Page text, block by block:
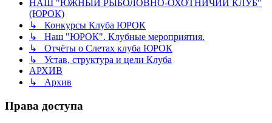
НАШ "ЮЖНЫЙ РЫБОЛОВНО-ОХОТНИЧИЙ КЛУБ"
(ЮРОК)
↳ Конкурсы Клуба ЮРОК
↳ Наш "ЮРОК". Клубные мероприятия.
↳ Отчёты о Слетах клуба ЮРОК
↳ Устав, структура и цели Клуба
АРХИВ
↳ Архив
Права доступа